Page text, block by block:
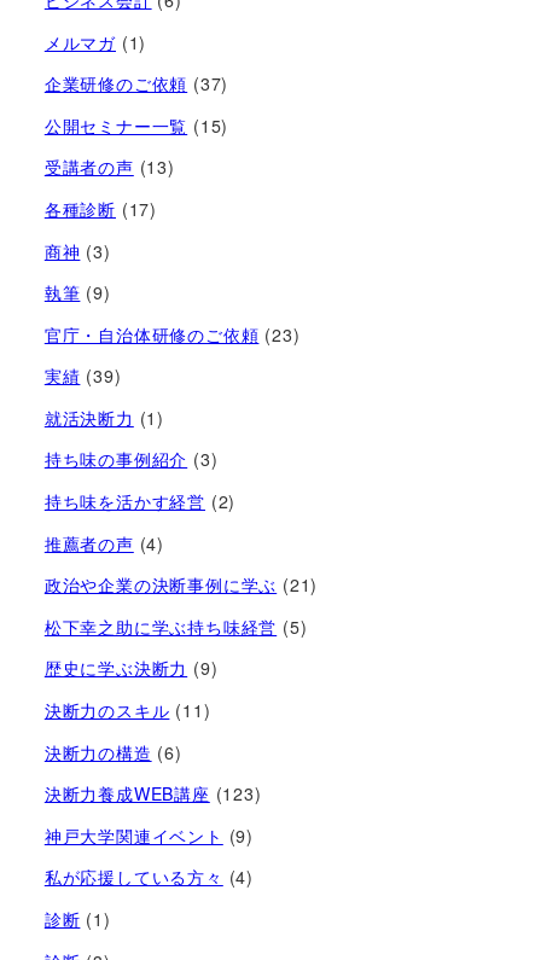
メルマガ (1)
企業研修のご依頼 (37)
公開セミナー一覧 (15)
受講者の声 (13)
各種診断 (17)
商神 (3)
執筆 (9)
官庁・自治体研修のご依頼 (23)
実績 (39)
就活決断力 (1)
持ち味の事例紹介 (3)
持ち味を活かす経営​ (2)
推薦者の声 (4)
政治や企業の決断事例に学ぶ (21)
松下幸之助に学ぶ持ち味経営 (5)
歴史に学ぶ決断力 (9)
決断力のスキル (11)
決断力の構造 (6)
決断力養成WEB講座 (123)
神戸大学関連イベント (9)
私が応援している方々 (4)
診断 (1)